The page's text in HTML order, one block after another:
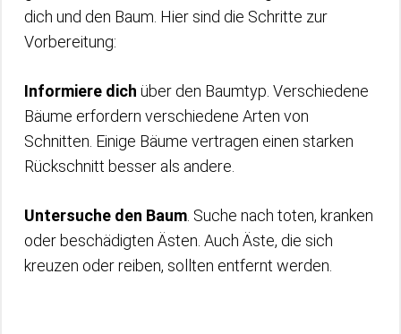
dich und den Baum. Hier sind die Schritte zur
Vorbereitung:
Informiere dich über den Baumtyp. Verschiedene
Bäume erfordern verschiedene Arten von
Schnitten. Einige Bäume vertragen einen starken
Rückschnitt besser als andere.
Untersuche den Baum . Suche nach toten, kranken
oder beschädigten Ästen. Auch Äste, die sich
kreuzen oder reiben, sollten entfernt werden.